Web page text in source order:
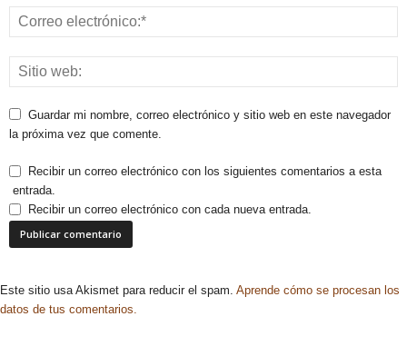
Guardar mi nombre, correo electrónico y sitio web en este navegador
la próxima vez que comente.
Recibir un correo electrónico con los siguientes comentarios a esta
entrada.
Recibir un correo electrónico con cada nueva entrada.
Este sitio usa Akismet para reducir el spam. Aprende cómo se procesan los
datos de tus comentarios.